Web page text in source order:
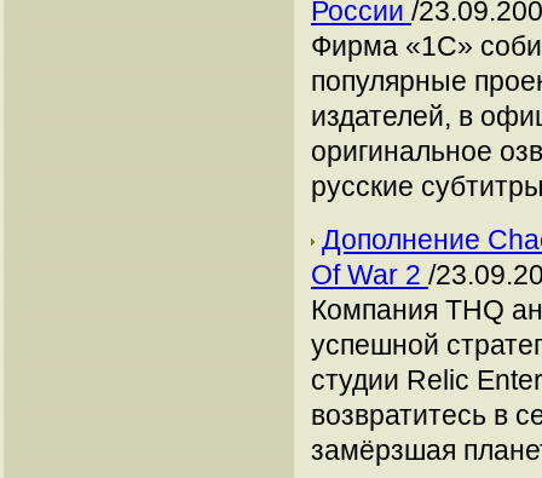
России /
Фирма «1С»
популярные
издателей, в
оригинальное
русские
Дополнение
Of War 2 /
Компания THQ
успешной
студии Relic
возвратитесь в
замёрзшая